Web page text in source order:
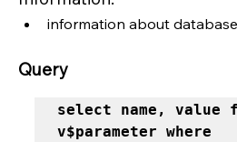
information about
Query
select name, value
v$parameter where